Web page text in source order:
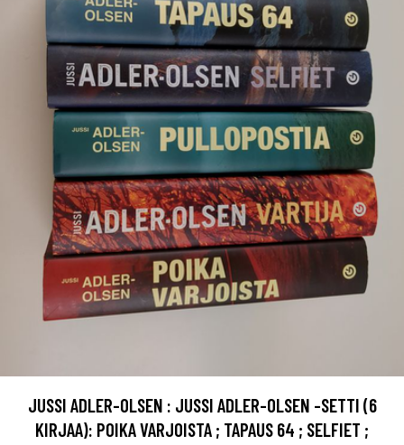
JUSSI ADLER-OLSEN : JUSSI ADLER-OLSEN -SETTI (6
KIRJAA): POIKA VARJOISTA ; TAPAUS 64 ; SELFIET ;